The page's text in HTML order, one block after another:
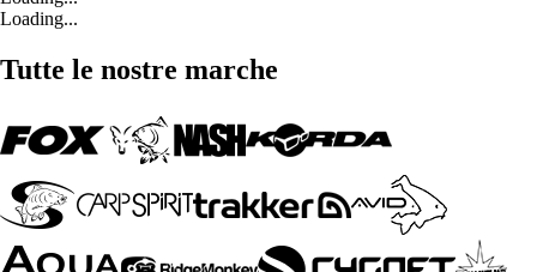
Loading...
Tutte le nostre marche